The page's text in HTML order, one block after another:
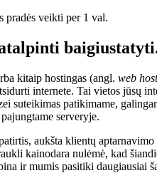
pradės veikti per 1 val.
kitaip hostingas (angl. web
internete. Tai vietos jūsų
suteikimas patikimame,
serveryje.
aukšta klientų
kainodara nulėmė, kad
ir mumis pasitiki daugiausiai